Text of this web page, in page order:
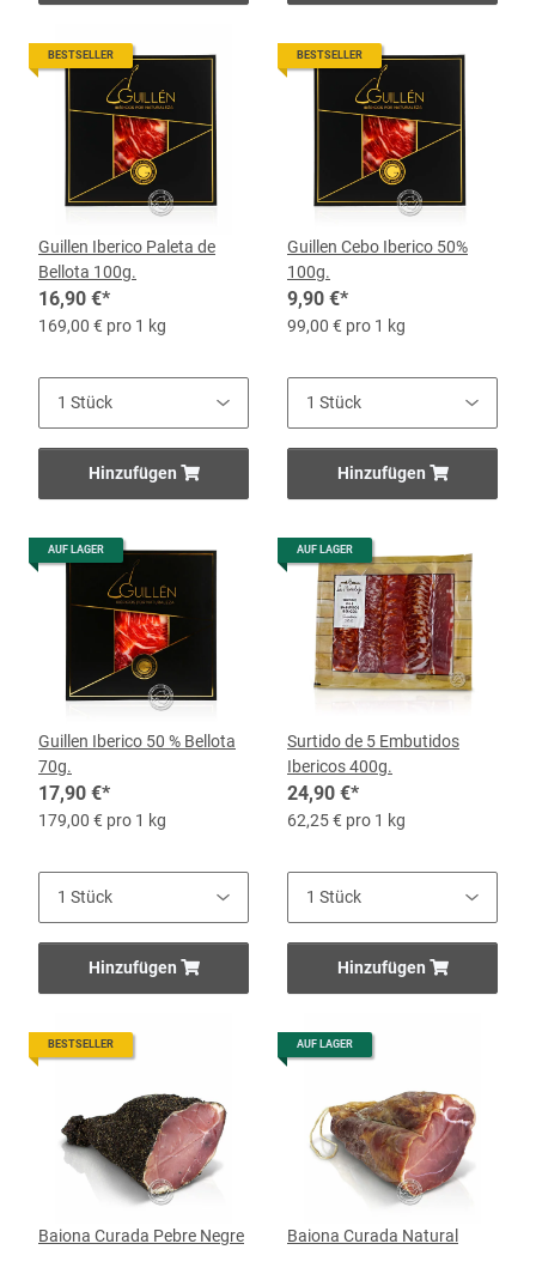
BESTSELLER
Guillen Iberico Paleta de
Bellota 100g.
16,90 €*
169,00 € pro 1 kg
Hinzufügen
BESTSELLER
Guillen Cebo Iberico 50%
100g.
9,90 €*
99,00 € pro 1 kg
Hinzufügen
AUF LAGER
Guillen Iberico 50 % Bellota
70g.
17,90 €*
179,00 € pro 1 kg
Hinzufügen
AUF LAGER
Surtido de 5 Embutidos
Ibericos 400g.
24,90 €*
62,25 € pro 1 kg
Hinzufügen
BESTSELLER
Baiona Curada Pebre Negre
AUF LAGER
Baiona Curada Natural